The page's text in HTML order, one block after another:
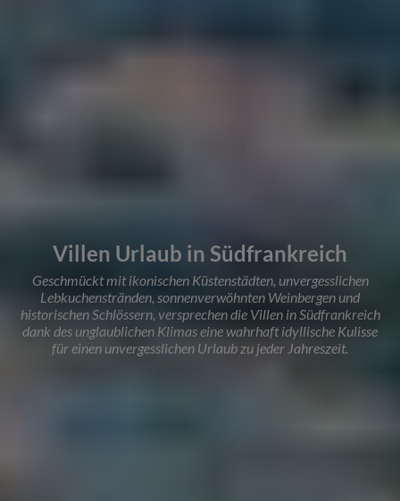
Villen Urlaub in Südfrankreich
Geschmückt mit ikonischen Küstenstädten, unvergesslichen
Lebkuchenstränden, sonnenverwöhnten Weinbergen und
historischen Schlössern, versprechen die Villen in Südfrankreich
dank des unglaublichen Klimas eine wahrhaft idyllische Kulisse
für einen unvergesslichen Urlaub zu jeder Jahreszeit.